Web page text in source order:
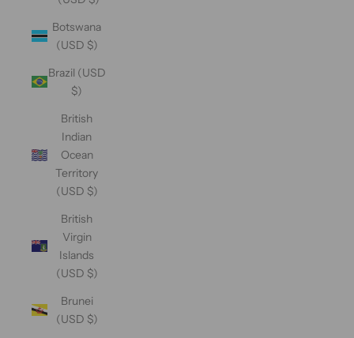
Botswana
(USD $)
Brazil (USD
$)
British
Indian
Ocean
Territory
(USD $)
British
Virgin
Islands
(USD $)
Brunei
(USD $)